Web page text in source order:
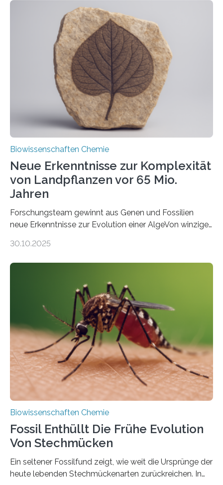
der Ruhr-Universität Bochum um Prof. Dr. Ralf Erdmann
und Dr. Ismaila Francis Yusuf hat nun einen bislang
unbekannten Qualitätskontrollmechanismus des
peroxisomalen Proteintransports in der Bäckerhefe
Saccharomyces cerevisiae entdeckt, der für die
Funktionsfähigkeit der Organellen entscheidend ist. Die
Studie wurde am 28. Oktober 2025 in der
Fachzeitschrift…
Biowissenschaften Chemie
Neue Erkenntnisse zur Komplexität
von Landpflanzen vor 65 Mio.
Jahren
Forschungsteam gewinnt aus Genen und Fossilien
neue Erkenntnisse zur Evolution einer AlgeVon winzigen
Landpflanzen zählen zu den komplexesten
Grünalgen, die vor Hunderten von Millionen Jahren
lebten. Unter den Vorfahren sticht eine Gruppe heraus,
die noch heute in der Natur vorkommt: die
Süßwasseralge Coleochaetophyceae. Einige Arten
dieser Gruppe bilden aus Zellfäden dichte Geflechte
mit scheibenförmiger Gestalt. Was auffällig ist: Die
nächsten…
30.10.2025
Biowissenschaften Chemie
Fossil Enthüllt Die Frühe Evolution
Von Stechmücken
Ein seltener Fossilfund zeigt, wie weit die Ursprünge der
heute lebenden Stechmückenarten zurückreichen. In